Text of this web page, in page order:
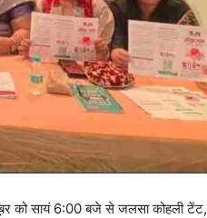
को सायं 6:00 बजे से जलसा कोहली टेंट,